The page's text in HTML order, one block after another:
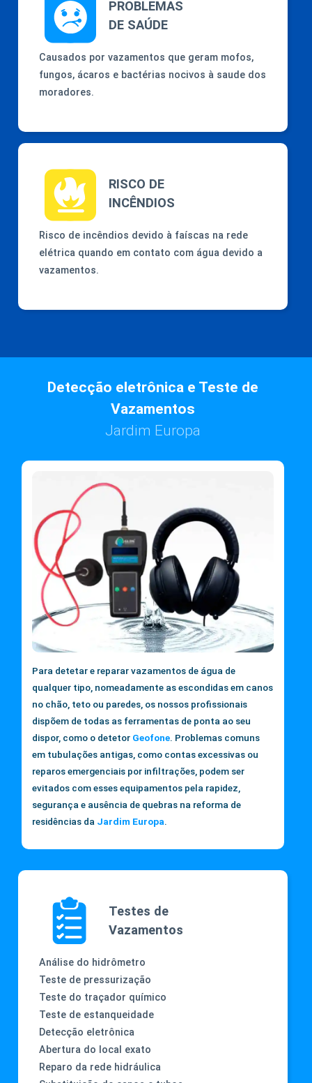
PROBLEMAS
DE SAÚDE
Causados por vazamentos que geram mofos,
fungos, ácaros e bactérias nocivos à saude dos
moradores.
RISCO DE
INCÊNDIOS
Risco de incêndios devido à faíscas na rede
elétrica quando em contato com água devido a
vazamentos.
Detecção eletrônica e Teste de
Vazamentos
Jardim Europa
Para detetar e reparar vazamentos de água de
qualquer tipo, nomeadamente as escondidas em canos
no chão, teto ou paredes, os nossos profissionais
dispõem de todas as ferramentas de ponta ao seu
dispor, como o detetor Geofone. Problemas comuns
em tubulações antigas, como contas excessivas ou
reparos emergenciais por infiltrações, podem ser
evitados com esses equipamentos pela rapidez,
segurança e ausência de quebras na reforma de
residências da Jardim Europa.
Testes de
Vazamentos
Análise do hidrômetro
Teste de pressurização
Teste do traçador químico
Teste de estanqueidade
Detecção eletrônica
Abertura do local exato
Reparo da rede hidráulica